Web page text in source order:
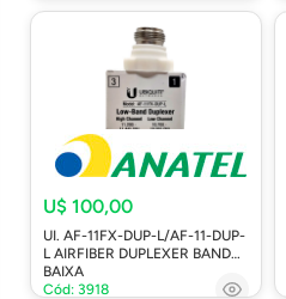
U$ 100,00
UI. AF-11FX-DUP-L/AF-11-DUP-
L AIRFIBER DUPLEXER BANDA
BAIXA
Cód: 3918